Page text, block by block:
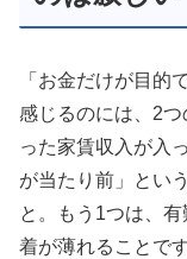
「お金だけが目的
感じるのには、2
った家賃収入が入
が当たり前」とい
と。もう1つは、
着が薄れることです